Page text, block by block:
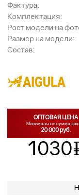
Фактура:
Комплектация:
Рост модели на
Размер на модели:
Состав:
ОПТОВАЯ ЦЕНА
Минимальная сумма
20 000 руб.
1030